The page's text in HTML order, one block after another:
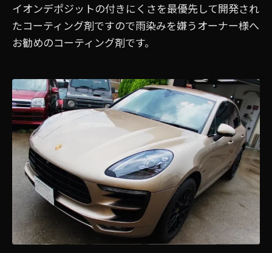
イオンデポジットの付きにくさを最優先して開発され
たコーティング剤ですので雨染みを嫌うオーナー様へ
お勧めのコーティング剤です。